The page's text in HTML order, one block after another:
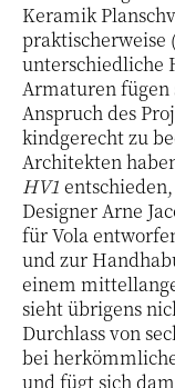
Keramik
praktischerweise
unterschiedliche
Armaturen fügen
Anspruch des
kindgerecht zu
Architekten
HV1
Designer Arne
für Vola
und zur
einem
sieht übrigens
Durchlass von
bei
und fügt sich